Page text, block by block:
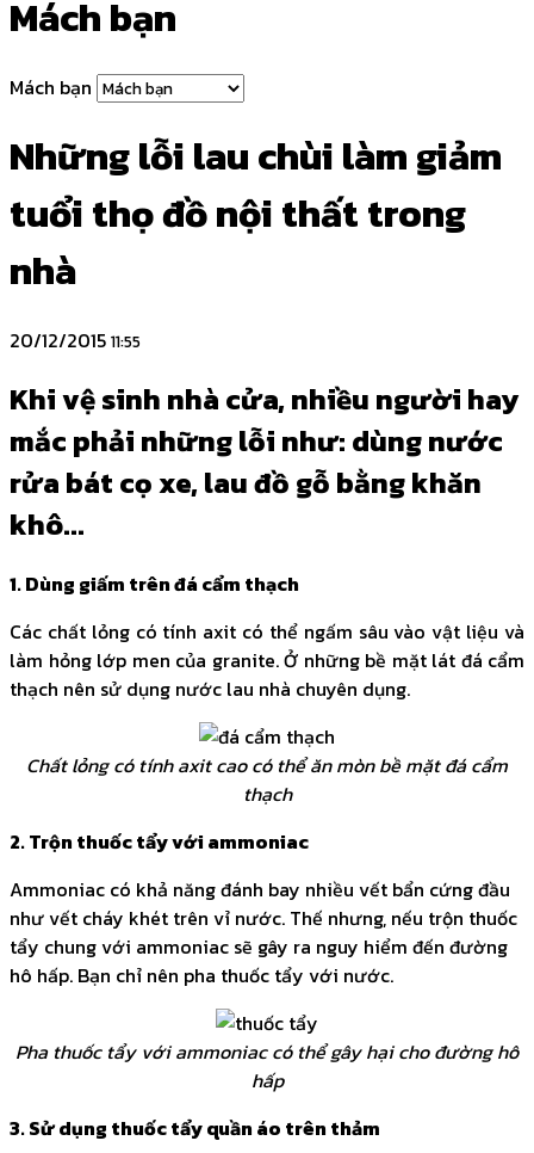
Mách bạn
Mách bạn
Những lỗi lau chùi làm giảm
tuổi thọ đồ nội thất trong
nhà
20/12/2015 11:55
Khi vệ sinh nhà cửa, nhiều người hay
mắc phải những lỗi như: dùng nước
rửa bát cọ xe, lau đồ gỗ bằng khăn
khô...
1. Dùng giấm trên đá cẩm thạch
Các chất lỏng có tính axit có thể ngấm sâu vào vật liệu và
làm hỏng lớp men của granite. Ở những bề mặt lát đá cẩm
thạch nên sử dụng nước lau nhà chuyên dụng.
Chất lỏng có tính axit cao có thể ăn mòn bề mặt đá cẩm
thạch
2. Trộn thuốc tẩy với ammoniac
Ammoniac có khả năng đánh bay nhiều vết bẩn cứng đầu
như vết cháy khét trên vỉ nước. Thế nhưng, nếu trộn thuốc
tẩy chung với ammoniac sẽ gây ra nguy hiểm đến đường
hô hấp. Bạn chỉ nên pha thuốc tẩy với nước.
Pha thuốc tẩy với ammoniac có thể gây hại cho đường hô
hấp
3. Sử dụng thuốc tẩy quần áo trên thảm